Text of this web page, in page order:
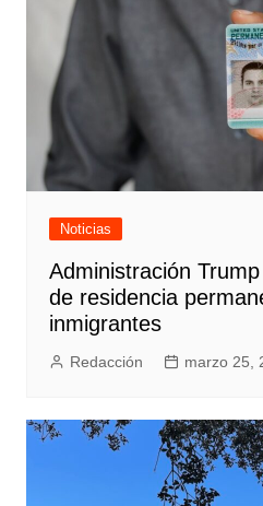
Noticias
Administración
de residencia
inmigrantes
Redacción marzo 25,